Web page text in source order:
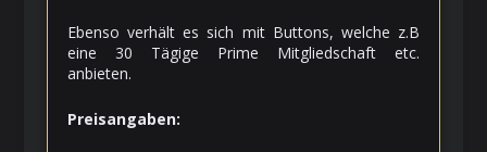
Ebenso verhält es sich mit Buttons, welche z.B
eine 30 Tägige Prime Mitgliedschaft etc.
anbieten.
Preisangaben: